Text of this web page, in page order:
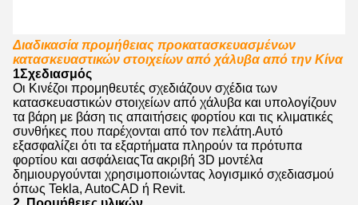
Διαδικασία προμήθειας προκατασκευασμένων
κατασκευαστικών στοιχείων από χάλυβα από την Κίνα
1Σχεδιασμός
Οι Κινέζοι προμηθευτές σχεδιάζουν σχέδια των
κατασκευαστικών στοιχείων από χάλυβα και υπολογίζουν
τα βάρη με βάση τις απαιτήσεις φορτίου και τις κλιματικές
συνθήκες που παρέχονται από τον πελάτη.Αυτό
εξασφαλίζει ότι τα εξαρτήματα πληρούν τα πρότυπα
φορτίου και ασφάλειαςΤα ακριβή 3D μοντέλα
δημιουργούνται χρησιμοποιώντας λογισμικό σχεδιασμού
όπως Tekla, AutoCAD ή Revit.